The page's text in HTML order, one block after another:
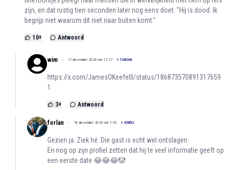
zijn, en dat rustig tien seconden later nog eens doet. "Hij is dood. Ik
begrijp niet waarom dit niet naar buiten komt."
10+ Antwoord
wim 17 december 2024 om 17:27 + 138266
https://x.com/JamesOKeefeIII/status/186873570891317659
1
3+ Antwoord
forlan 18 december 2024 om 1:35 + 35852
Gezien ja. Ziek hé. Die gast is echt wel ontslagen.
En nog op zijn profiel zetten dat hij te veel informatie geeft op
een eerste date 😂😂😂🤡